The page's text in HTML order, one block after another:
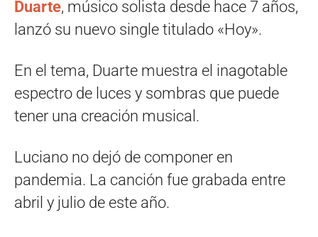
Duarte, músico solista desde hace 7 años,
lanzó su nuevo single titulado «Hoy».
En el tema, Duarte muestra el inagotable
espectro de luces y sombras que puede
tener una creación musical.
Luciano no dejó de componer en
pandemia. La canción fue grabada entre
abril y julio de este año.